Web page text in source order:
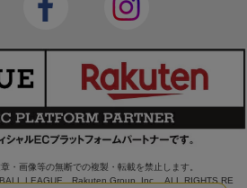
・画像等の無断での複製・転載を禁止します。
LEAGUE Rakuten Group, Inc. ALL RIGHTS RE